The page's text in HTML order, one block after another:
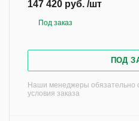
147 420 руб. /шт
Под заказ
ПОД
Наши менеджеры обязательно
условия заказа